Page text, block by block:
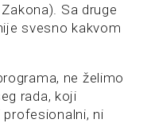
Sa druge
svesno kakvom
ne želimo
rada, koji
ni